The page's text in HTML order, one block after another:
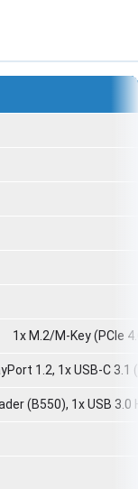
1x M.2/​M-Key (PCIe
1.2, 1x USB-C
(B550), 1x USB